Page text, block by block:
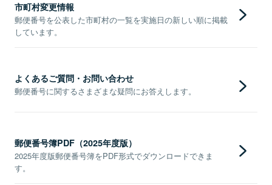
市町村変更情報
郵便番号を公表した市町村の一覧を実施日の新しい順に掲載
しています。
よくあるご質問・お問い合わせ
郵便番号に関するさまざまな疑問にお答えします。
郵便番号簿PDF（2025年度版）
2025年度版郵便番号簿をPDF形式でダウンロードできま
す。